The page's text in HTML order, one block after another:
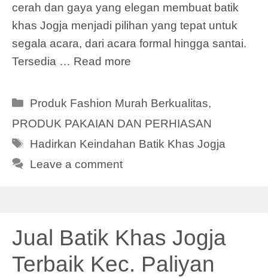
cerah dan gaya yang elegan membuat batik
khas Jogja menjadi pilihan yang tepat untuk
segala acara, dari acara formal hingga santai.
Tersedia … Read more
Categories
Produk Fashion Murah Berkualitas,
PRODUK PAKAIAN DAN PERHIASAN
Tags
Hadirkan Keindahan Batik Khas Jogja
Leave a comment
Jual Batik Khas Jogja
Terbaik Kec. Paliyan